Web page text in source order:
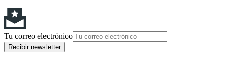
Tu correo electrónico
Recibir newsletter